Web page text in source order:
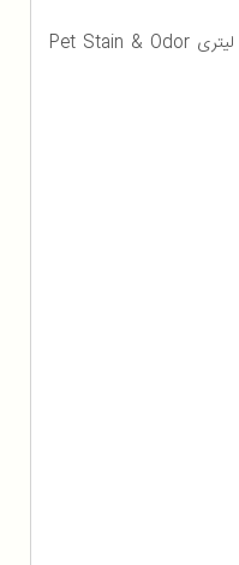
سه برس شستشو, محلول 236 میلی لیتری Pet Stain & Odor